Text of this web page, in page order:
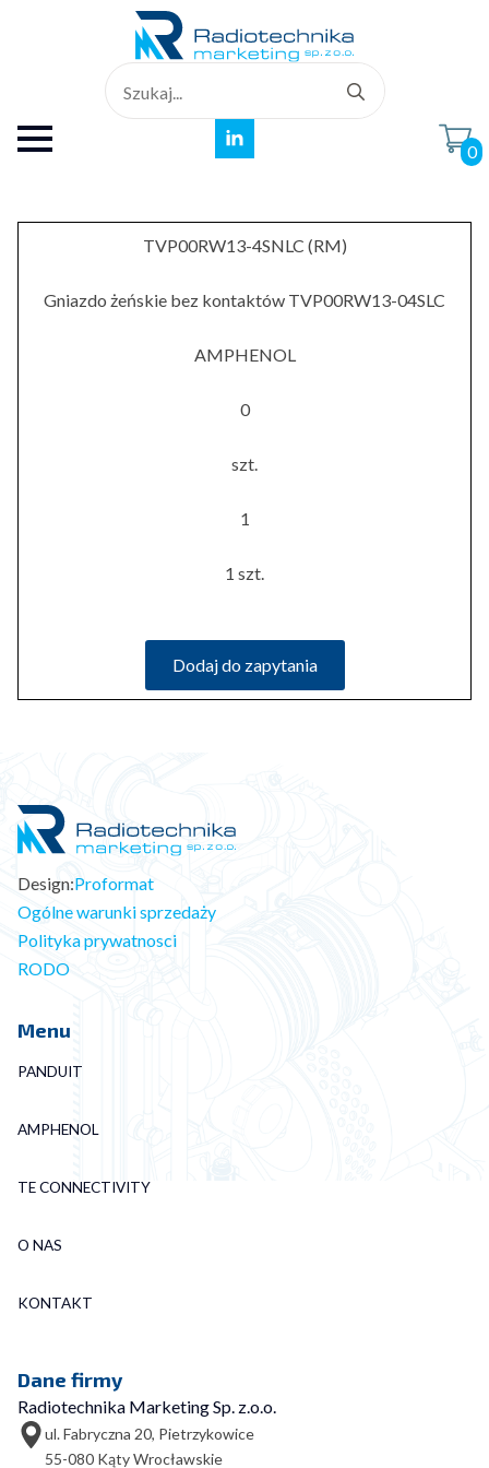
for:
0
TVP00RW13-4SNLC (RM)
Gniazdo żeńskie bez kontaktów TVP00RW13-04SLC
AMPHENOL
0
szt.
1
1 szt.
Dodaj do zapytania
Design:Proformat
Ogólne warunki sprzedaży
Polityka prywatnosci
RODO
Menu
PANDUIT
AMPHENOL
TE CONNECTIVITY
O NAS
KONTAKT
Dane firmy
Radiotechnika Marketing Sp. z.o.o.
ul. Fabryczna 20, Pietrzykowice
55-080 Kąty Wrocławskie